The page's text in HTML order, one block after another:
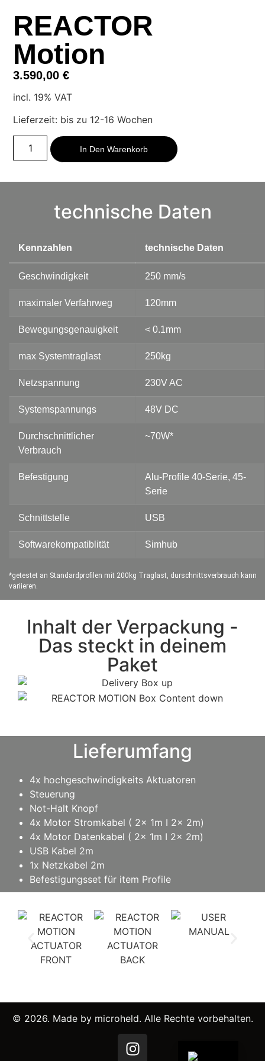
REACTOR
Motion
3.590,00€
incl. 19% VAT
Lieferzeit: bis zu 12-16 Wochen
In Den Warenkorb
technische Daten
Kennzahlen technische Daten
Geschwindigkeit 250 mm/s
maximaler Verfahrweg 120mm
Bewegungsgenauigkeit < 0.1mm
max Systemtraglast 250kg
Netzspannung 230V AC
Systemspannungs 48V DC
Durchschnittlicher
Verbrauch
~70W*
Befestigung
Alu-Profile 40-Serie, 45-
Serie
Schnittstelle USB
Softwarekompatiblität Simhub
*getestet an Standardprofilen mit 200kg Traglast, durschnittsverbrauch kann
variieren.
Inhalt der Verpackung -
Das steckt in deinem
Paket
Lieferumfang
4x hochgeschwindigkeits Aktuatoren
Steuerung
Not-Halt Knopf
4x Motor Stromkabel ( 2x 1m I 2x 2m)
4x Motor Datenkabel ( 2x 1m I 2x 2m)
USB Kabel 2m
1x Netzkabel 2m
Befestigungsset für item Profile
© 2026. Made by microheld. Alle Rechte vorbehalten.